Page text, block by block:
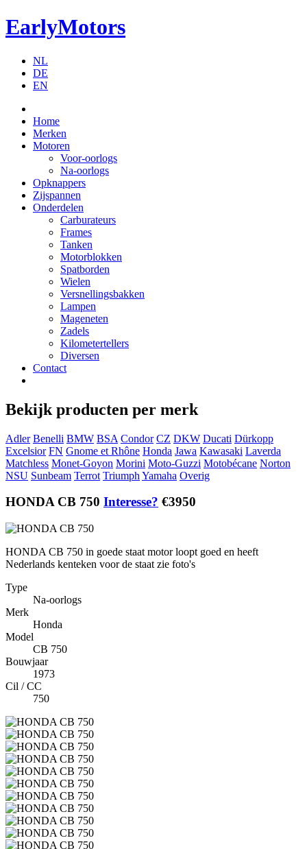
EarlyMotors
NL
DE
EN
Home
Merken
Motoren
Voor-oorlogs
Na-oorlogs
Opknappers
Zijspannen
Onderdelen
Carburateurs
Frames
Tanken
Motorblokken
Spatborden
Wielen
Versnellingsbakken
Lampen
Mageneten
Zadels
Kilometertellers
Diversen
Contact
Bekijk producten per merk
Adler Benelli BMW BSA Condor CZ DKW Ducati Dürkopp
Excelsior FN Gnome et Rhône Honda Jawa Kawasaki Laverda
Matchless Monet-Goyon Morini Moto-Guzzi Motobécane Norton
NSU Sunbeam Terrot Triumph Yamaha Overig
HONDA CB 750 Interesse? €3950
HONDA CB 750 in goede staat motor loopt goed en heeft
Nederlands kenteken voor de staat zie foto's
Type
Na-oorlogs
Merk
Honda
Model
CB 750
Bouwjaar
1973
Cil / CC
750